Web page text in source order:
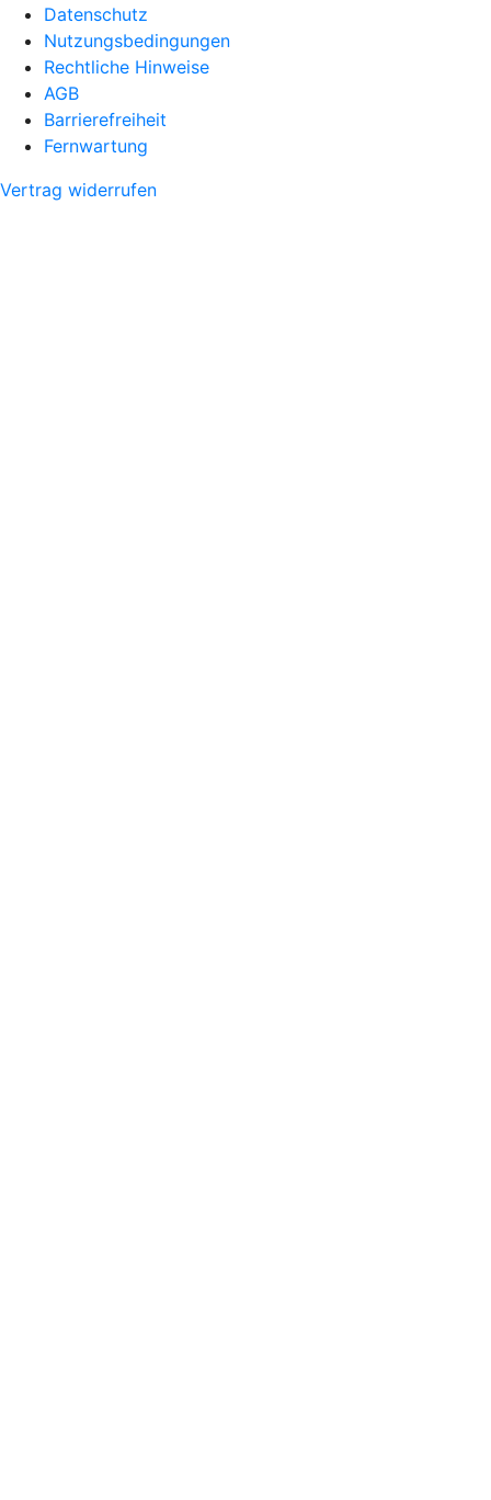
Datenschutz
Nutzungsbedingungen
Rechtliche Hinweise
AGB
Barrierefreiheit
Fernwartung
Vertrag widerrufen